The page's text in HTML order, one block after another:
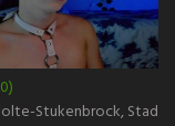
Stukenbrock, Stadt